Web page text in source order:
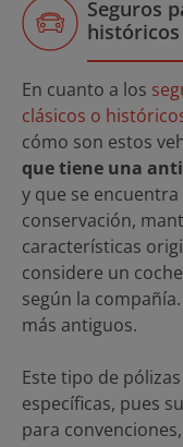
Seguros
históricos
En cuanto a los
clásicos o
cómo son estos
que tiene una
y que se
conservación,
características
considere un
según la
más antiguos.
Este tipo de
específicas, pues
para